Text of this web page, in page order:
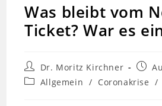
Was bleibt vom
Ticket? War es
Beitrags-
Autor:
Dr. Moritz Kirchner
Beitrags-
Allgemein / Coronakrise /